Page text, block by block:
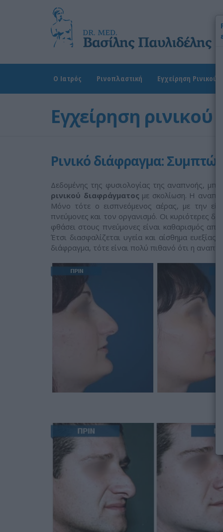
Ο Ιατρός Ρινοπλαστική Εγχείρηση Ρινικού
Εγχείρηση ρινικού
Ρινικό διάφραγμα:
Δεδομένης της φυσιολογίας της αναπνοής,
ρινικού διαφράγματος με σκολίωση. Η
Μόνο τότε ο εισπνεόμενος αέρας, με την
πνεύμονες και τον οργανισμό. Οι κυριότερες
φθάσει στους πνεύμονες είναι καθαρισμός
Έτσι διασφαλίζεται υγεία και αίσθημα ευεξίας
διάφραγμα, τότε είναι πολύ πιθανό ότι η